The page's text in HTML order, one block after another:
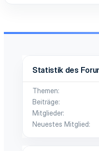
Statistik des
Themen
Beiträge
Mitglieder
Neuestes Mitglied